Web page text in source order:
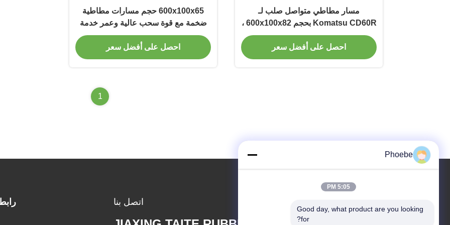
مسار مطاطي متواصل صلب لـ
Komatsu CD60R بحجم 600x100x82 ،
طول 8200MM ، ومادة الحبل المطاطي
والصلب
احصل على أفضل سعر
600x100x65 حجم مسارات مطاطية
ضخمة مع قوة سحب عالية وعمر خدمة
طويل لهيتاشي CG35
احصل على أفضل سعر
1
اتصل بنا
Phoebe
5:05 PM
Good day, what product are you looking
for?